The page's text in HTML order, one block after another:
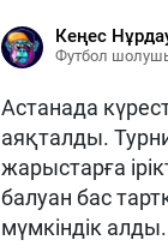
Кеңес
Футбол
Астанада
аяқталды.
жарыстарға
балуан бас
мүмкіндік алды.